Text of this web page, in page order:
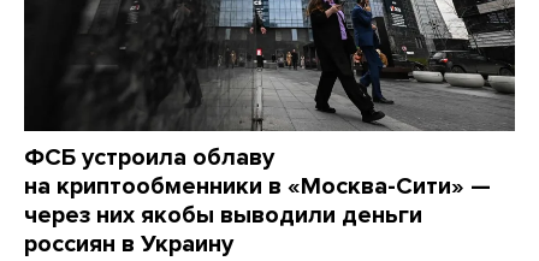
ФСБ устроила облаву
на криптообменники в «Москва-Сити» —
через них якобы выводили деньги
россиян в Украину